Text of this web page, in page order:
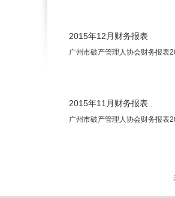
2015年12月财务报表
广州市破产管理人协会财务报表
2015年11月财务报表
广州市破产管理人协会财务报表